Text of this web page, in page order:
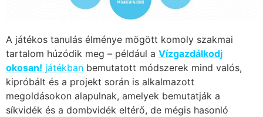
A játékos tanulás élménye mögött komoly szakmai
tartalom húzódik meg – például a Vízgazdálkodj
okosan! játékban bemutatott módszerek mind valós,
kipróbált és a projekt során is alkalmazott
megoldásokon alapulnak, amelyek bemutatják a
síkvidék és a dombvidék eltérő, de mégis hasonló